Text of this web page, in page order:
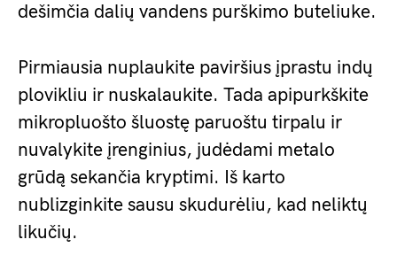
dešimčia dalių vandens purškimo buteliuke.
Pirmiausia nuplaukite paviršius įprastu indų
plovikliu ir nuskalaukite. Tada apipurkškite
mikropluošto šluostę paruoštu tirpalu ir
nuvalykite įrenginius, judėdami metalo
grūdą sekančia kryptimi. Iš karto
nublizginkite sausu skudurėliu, kad neliktų
likučių.